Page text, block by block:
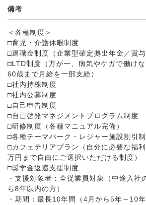
備考
＜各種制度＞
□育児・介護休暇制度
□退職金制度（企業型確定拠出年金／賞与
□LTD制度（万が一、病気やケガで働け
60歳まで月給を一部支給）
□社内持株制度
□社内公募制度
□自己申告制度
□自己啓発マネジメントプログラム制度
□研修制度（各種マニュアル完備）
□各種テーマパーク・レジャー施設割引
□カフェテリアプラン（自分に必要な福
万円まで自由にご選択いただける制度）
□奨学金返還支援制度
・支援対象者：全従業員対象（中途入社
ら8年以内の方）
・期間：最長10年間（4月から5年～10年